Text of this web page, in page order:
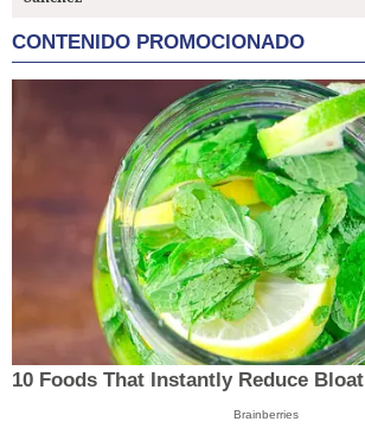
CONTENIDO PROMOCIONADO
10 Foods That Instantly Reduce Bloat
Brainberries